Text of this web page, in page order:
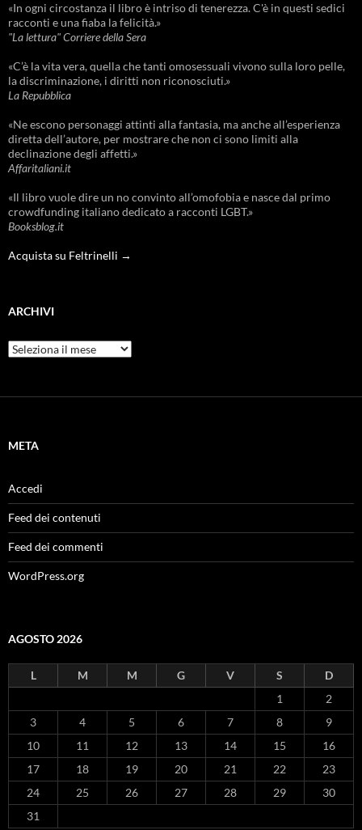
«In ogni circostanza il libro è intriso di tenerezza. C'è in questi sedici
racconti e una fiaba la felicità.»
"La lettura" Corriere della Sera
«C’è la vita vera, quella che tanti omosessuali vivono sulla loro pelle,
la discriminazione, i diritti non riconosciuti.»
La Repubblica
«Ne escono personaggi attinti alla fantasia, ma anche all’esperienza
diretta dell’autore, per mostrare che non ci sono limiti alla
declinazione degli affetti.»
Affaritaliani.it
«Il libro vuole dire un no convinto all’omofobia e nasce dal primo
crowdfunding italiano dedicato a racconti LGBT.»
Booksblog.it
Acquista su Feltrinelli →
ARCHIVI
Archivi
META
Accedi
Feed dei contenuti
Feed dei commenti
WordPress.org
AGOSTO 2026
L M M G V S
D
1
2
3
4 5 6 7 8
9
10
11 12 13 14 15
16
17
18 19 20 21 22
23
24
25 26 27 28 29
30
31